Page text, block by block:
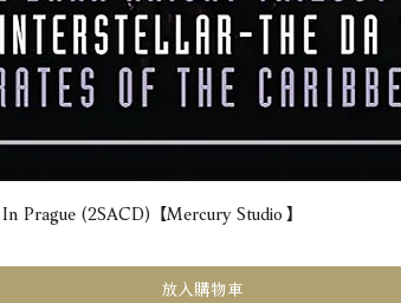
快速瀏覽
(2SACD) 【Mercury Studio】
放入購物車